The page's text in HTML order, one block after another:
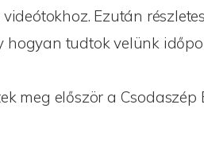
Ezután
hogyan tudtok velünk
meg először a Csodaszép